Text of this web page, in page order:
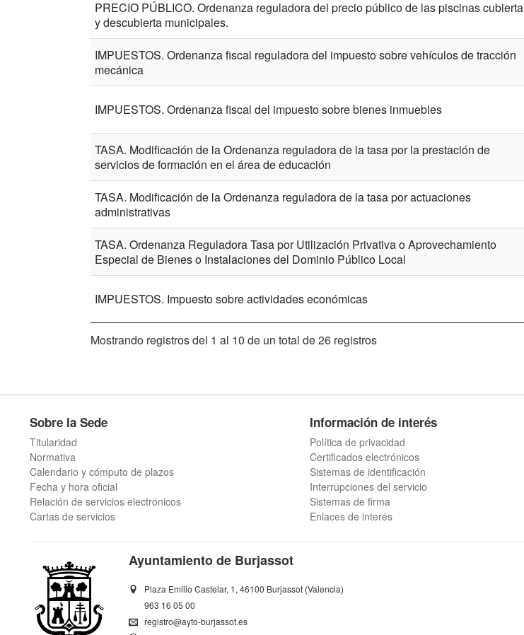
PRECIO PÚBLICO. Ordenanza reguladora del precio público de las piscinas cubierta
y descubierta municipales.
IMPUESTOS. Ordenanza fiscal reguladora del impuesto sobre vehículos de tracción
mecánica
IMPUESTOS. Ordenanza fiscal del impuesto sobre bienes inmuebles
TASA. Modificación de la Ordenanza reguladora de la tasa por la prestación de
servicios de formación en el área de educación
TASA. Modificación de la Ordenanza reguladora de la tasa por actuaciones
administrativas
TASA. Ordenanza Reguladora Tasa por Utilización Privativa o Aprovechamiento
Especial de Bienes o Instalaciones del Dominio Público Local
IMPUESTOS. Impuesto sobre actividades económicas
Mostrando registros del 1 al 10 de un total de 26 registros
Sobre la Sede
Titularidad
Normativa
Calendario y cómputo de plazos
Fecha y hora oficial
Relación de servicios electrónicos
Cartas de servicios
Información de interés
Política de privacidad
Certificados electrónicos
Sistemas de identificación
Interrupciones del servicio
Sistemas de firma
Enlaces de interés
Ayuntamiento de Burjassot
Plaza Emilio Castelar, 1, 46100 Burjassot (Valencia)
963 16 05 00
registro@ayto-burjassot.es